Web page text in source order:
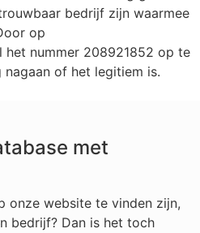
bedrijf zijn waarmee
op
het nummer 208921852 op te
nagaan of het legitiem is.
met
onze website te vinden zijn,
bedrijf? Dan is het toch